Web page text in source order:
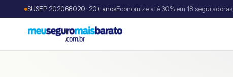
SUSEP 202068020 · 20+ anosEconomize até 30% em 18 seguradoras